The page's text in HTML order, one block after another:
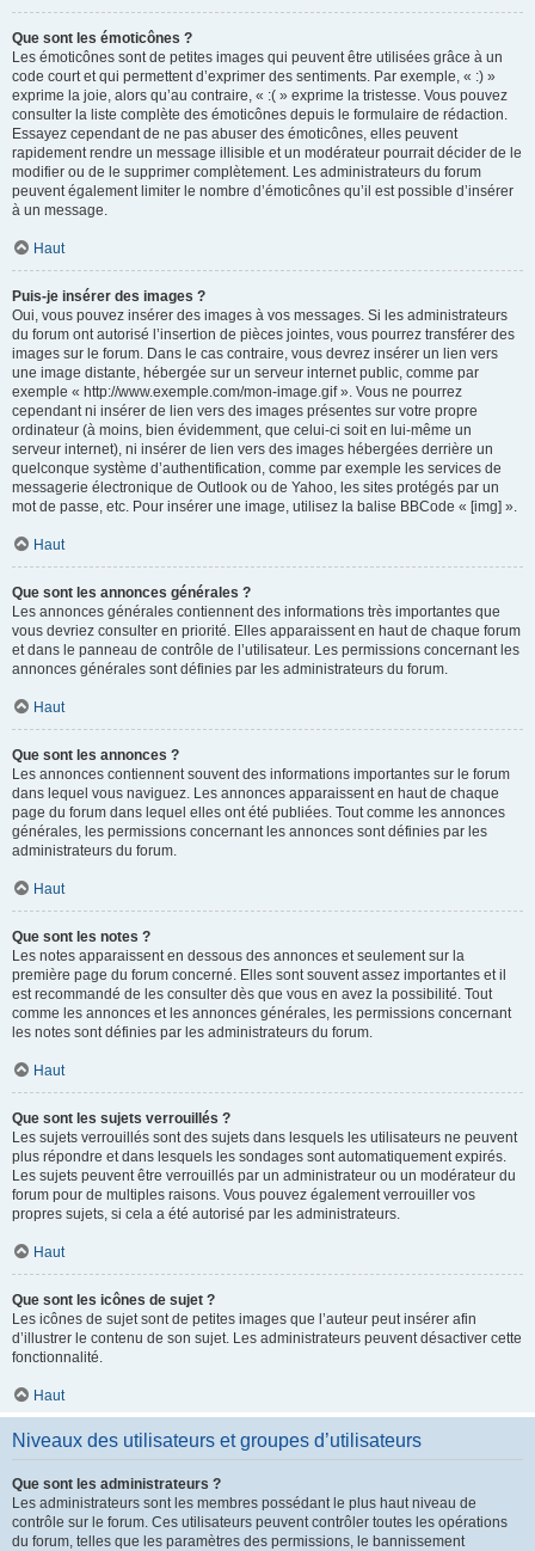
Que sont les émoticônes ?
Les émoticônes sont de petites images qui peuvent être utilisées grâce à un
code court et qui permettent d’exprimer des sentiments. Par exemple, « :) »
exprime la joie, alors qu’au contraire, « :( » exprime la tristesse. Vous pouvez
consulter la liste complète des émoticônes depuis le formulaire de rédaction.
Essayez cependant de ne pas abuser des émoticônes, elles peuvent
rapidement rendre un message illisible et un modérateur pourrait décider de le
modifier ou de le supprimer complètement. Les administrateurs du forum
peuvent également limiter le nombre d’émoticônes qu’il est possible d’insérer
à un message.
Haut
Puis-je insérer des images ?
Oui, vous pouvez insérer des images à vos messages. Si les administrateurs
du forum ont autorisé l’insertion de pièces jointes, vous pourrez transférer des
images sur le forum. Dans le cas contraire, vous devrez insérer un lien vers
une image distante, hébergée sur un serveur internet public, comme par
exemple « http://www.exemple.com/mon-image.gif ». Vous ne pourrez
cependant ni insérer de lien vers des images présentes sur votre propre
ordinateur (à moins, bien évidemment, que celui-ci soit en lui-même un
serveur internet), ni insérer de lien vers des images hébergées derrière un
quelconque système d’authentification, comme par exemple les services de
messagerie électronique de Outlook ou de Yahoo, les sites protégés par un
mot de passe, etc. Pour insérer une image, utilisez la balise BBCode « [img] ».
Haut
Que sont les annonces générales ?
Les annonces générales contiennent des informations très importantes que
vous devriez consulter en priorité. Elles apparaissent en haut de chaque forum
et dans le panneau de contrôle de l’utilisateur. Les permissions concernant les
annonces générales sont définies par les administrateurs du forum.
Haut
Que sont les annonces ?
Les annonces contiennent souvent des informations importantes sur le forum
dans lequel vous naviguez. Les annonces apparaissent en haut de chaque
page du forum dans lequel elles ont été publiées. Tout comme les annonces
générales, les permissions concernant les annonces sont définies par les
administrateurs du forum.
Haut
Que sont les notes ?
Les notes apparaissent en dessous des annonces et seulement sur la
première page du forum concerné. Elles sont souvent assez importantes et il
est recommandé de les consulter dès que vous en avez la possibilité. Tout
comme les annonces et les annonces générales, les permissions concernant
les notes sont définies par les administrateurs du forum.
Haut
Que sont les sujets verrouillés ?
Les sujets verrouillés sont des sujets dans lesquels les utilisateurs ne peuvent
plus répondre et dans lesquels les sondages sont automatiquement expirés.
Les sujets peuvent être verrouillés par un administrateur ou un modérateur du
forum pour de multiples raisons. Vous pouvez également verrouiller vos
propres sujets, si cela a été autorisé par les administrateurs.
Haut
Que sont les icônes de sujet ?
Les icônes de sujet sont de petites images que l’auteur peut insérer afin
d’illustrer le contenu de son sujet. Les administrateurs peuvent désactiver cette
fonctionnalité.
Haut
Niveaux des utilisateurs et groupes d’utilisateurs
Que sont les administrateurs ?
Les administrateurs sont les membres possédant le plus haut niveau de
contrôle sur le forum. Ces utilisateurs peuvent contrôler toutes les opérations
du forum, telles que les paramètres des permissions, le bannissement